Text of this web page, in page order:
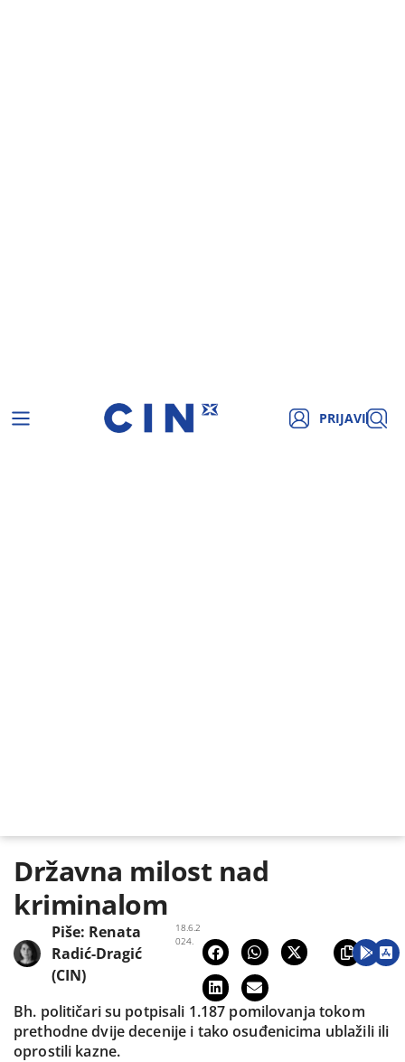
PRIJAVI
Državna milost nad
kriminalom
18.6.2
024.
Piše: Renata
Radić-Dragić
(CIN)
Bh. političari su potpisali 1.187 pomilovanja tokom
prethodne dvije decenije i tako osuđenicima ublažili ili
oprostili kazne.